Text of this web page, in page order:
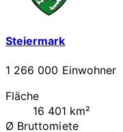
Steiermark
1 266 000 Einwohner
Fläche
16 401 km²
Ø Bruttomiete